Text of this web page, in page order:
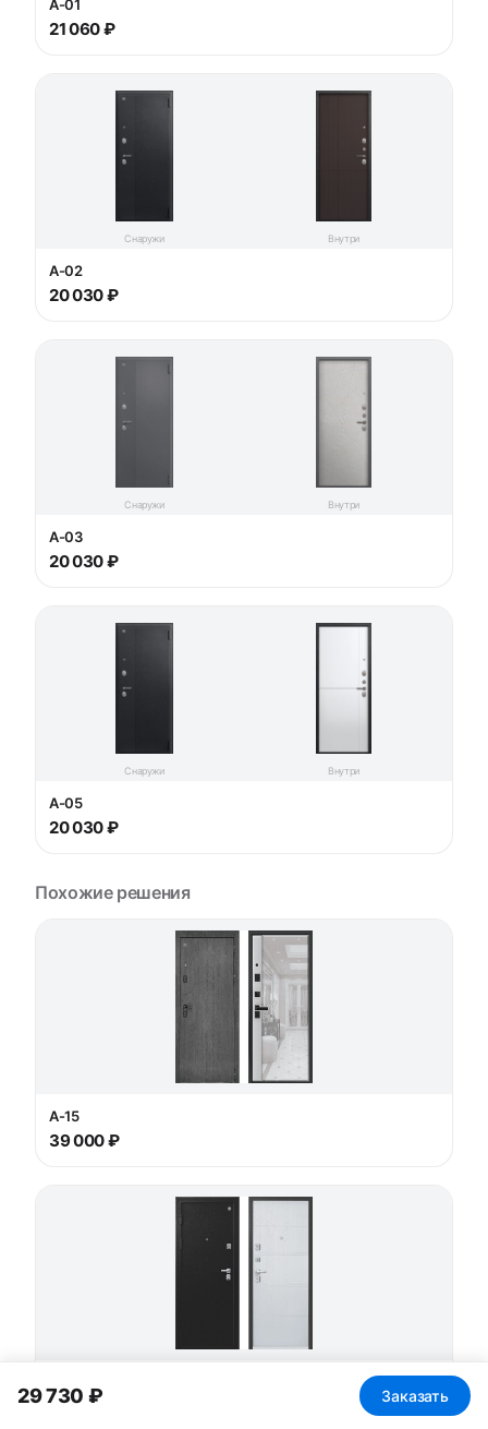
A-01
21 060 ₽
Снаружи Внутри
A-02
20 030 ₽
Снаружи Внутри
A-03
20 030 ₽
Снаружи Внутри
A-05
20 030 ₽
Похожие решения
А-15
39 000 ₽
39 780 ₽
29 730 ₽ Заказать